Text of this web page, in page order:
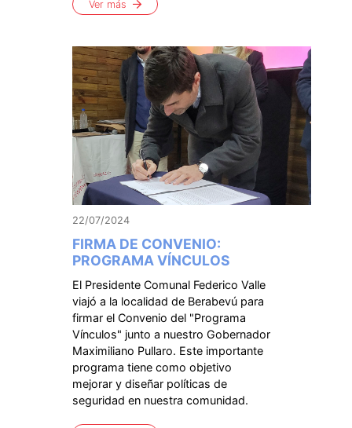
Ver más
22/07/2024
FIRMA DE CONVENIO:
PROGRAMA VÍNCULOS
El Presidente Comunal Federico Valle
viajó a la localidad de Berabevú para
firmar el Convenio del "Programa
Vínculos" junto a nuestro Gobernador
Maximiliano Pullaro. Este importante
programa tiene como objetivo
mejorar y diseñar políticas de
seguridad en nuestra comunidad.